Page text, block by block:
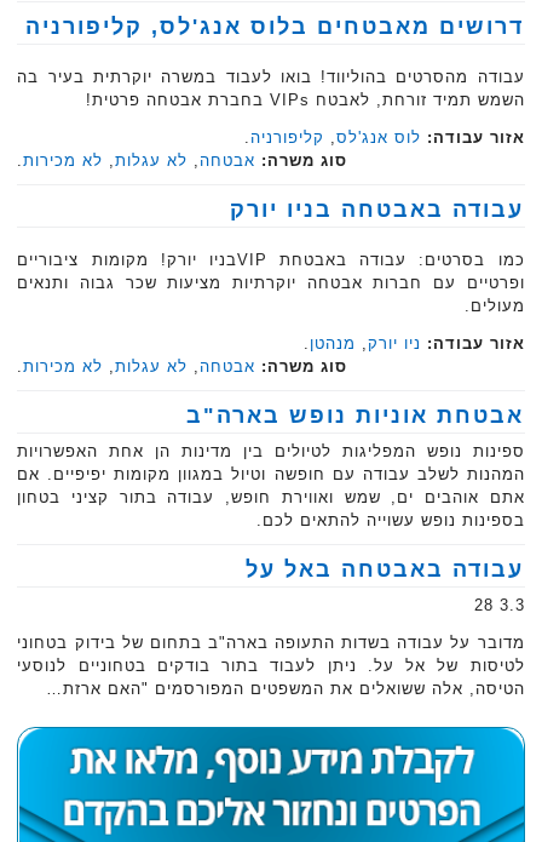
דרושים מאבטחים בלוס אנג'לס, קליפורניה
עבודה מהסרטים בהוליווד! בואו לעבוד במשרה יוקרתית בעיר בה
השמש תמיד זורחת, לאבטח VIPs בחברת אבטחה פרטית!
אזור עבודה: לוס אנג'לס קליפורניה
סוג משרה: אבטחה לא עגלות, לא מכירות.
עבודה באבטחה בניו יורק
כמו בסרטים: עבודה באבטחת VIPבניו יורק! מקומות ציבוריים
ופרטיים עם חברות אבטחה יוקרתיות מציעות שכר גבוה ותנאים
מעולים.
אזור עבודה: ניו יורק מנהטן
סוג משרה: אבטחה לא עגלות, לא מכירות.
אבטחת אוניות נופש בארה"ב
ספינות נופש המפליגות לטיולים בין מדינות הן אחת האפשרויות
המהנות לשלב עבודה עם חופשה וטיול במגוון מקומות יפיפיים. אם
אתם אוהבים ים, שמש ואווירת חופש, עבודה בתור קציני בטחון
בספינות נופש עשוייה להתאים לכם.
עבודה באבטחה באל על
3.3 28
מדובר על עבודה בשדות התעופה בארה"ב בתחום של בידוק בטחוני
לטיסות של אל על. ניתן לעבוד בתור בודקים בטחוניים לנוסעי
הטיסה, אלה ששואלים את המשפטים המפורסמים "האם ארזת…